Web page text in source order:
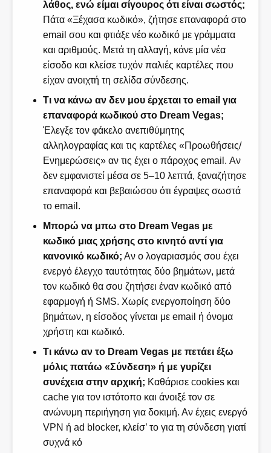
λάθος, ενώ είμαι σίγουρος ότι είναι σωστός;
Πάτα «Ξέχασα κωδικό», ζήτησε επαναφορά στο
email σου και φτιάξε νέο κωδικό με γράμματα
και αριθμούς. Μετά τη αλλαγή, κάνε μία νέα
είσοδο και κλείσε τυχόν παλιές καρτέλες που
είχαν ανοιχτή τη σελίδα σύνδεσης.
Τι να κάνω αν δεν μου έρχεται το email για
επαναφορά κωδικού στο Dream Vegas;
Έλεγξε τον φάκελο ανεπιθύμητης
αλληλογραφίας και τις καρτέλες «Προωθήσεις/
Ενημερώσεις» αν τις έχει ο πάροχος email. Αν
δεν εμφανιστεί μέσα σε 5–10 λεπτά, ξαναζήτησε
επαναφορά και βεβαιώσου ότι έγραψες σωστά
το email.
Μπορώ να μπω στο Dream Vegas με
κωδικό μιας χρήσης στο κινητό αντί για
κανονικό κωδικό; Αν ο λογαριασμός σου έχει
ενεργό έλεγχο ταυτότητας δύο βημάτων, μετά
τον κωδικό θα σου ζητήσει έναν κωδικό από
εφαρμογή ή SMS. Χωρίς ενεργοποίηση δύο
βημάτων, η είσοδος γίνεται με email ή όνομα
χρήστη και κωδικό.
Τι κάνω αν το Dream Vegas με πετάει έξω
μόλις πατάω «Σύνδεση» ή με γυρίζει
συνέχεια στην αρχική; Καθάρισε cookies και
cache για τον ιστότοπο και άνοιξέ τον σε
ανώνυμη περιήγηση για δοκιμή. Αν έχεις ενεργό
VPN ή ad blocker, κλείσ’ το για τη σύνδεση γιατί
συχνά κό